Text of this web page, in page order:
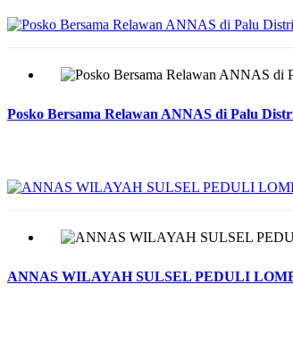
Posko Bersama Relawan ANNAS di Palu
ANNAS WILAYAH SULSEL PEDULI